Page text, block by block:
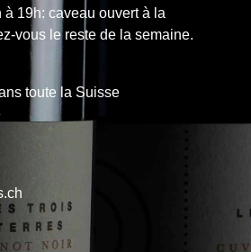
19h: caveau ouvert à la
vous le reste de la semaine.
toute la Suisse